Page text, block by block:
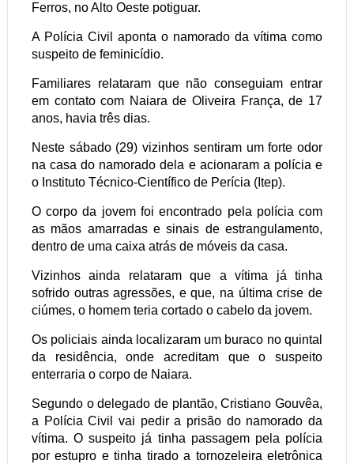
Ferros, no Alto Oeste potiguar.
A Polícia Civil aponta o namorado da vítima como
suspeito de feminicídio.
Familiares relataram que não conseguiam entrar
em contato com Naiara de Oliveira França, de 17
anos, havia três dias.
Neste sábado (29) vizinhos sentiram um forte odor
na casa do namorado dela e acionaram a polícia e
o Instituto Técnico-Científico de Perícia (Itep).
O corpo da jovem foi encontrado pela polícia com
as mãos amarradas e sinais de estrangulamento,
dentro de uma caixa atrás de móveis da casa.
Vizinhos ainda relataram que a vítima já tinha
sofrido outras agressões, e que, na última crise de
ciúmes, o homem teria cortado o cabelo da jovem.
Os policiais ainda localizaram um buraco no quintal
da residência, onde acreditam que o suspeito
enterraria o corpo de Naiara.
Segundo o delegado de plantão, Cristiano Gouvêa,
a Polícia Civil vai pedir a prisão do namorado da
vítima. O suspeito já tinha passagem pela polícia
por estupro e tinha tirado a tornozeleira eletrônica